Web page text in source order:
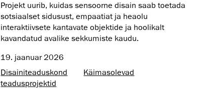
Projekt uurib, kuidas sensoorne disain saab toetada
sotsiaalset sidusust, empaatiat ja heaolu
interaktiivsete kantavate objektide ja hoolikalt
kavandatud avalike sekkumiste kaudu.
19. jaanuar 2026
Disaini­­teaduskond
Käimasolevad
teadusprojektid